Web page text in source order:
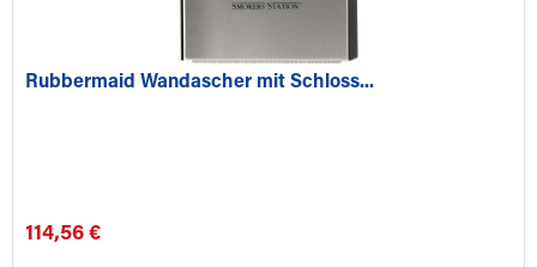
Rubbermaid Wandascher mit Schloss...
114,56 €